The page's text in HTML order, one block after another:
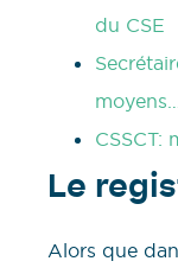
du CSE
moyens…
CSSCT:
Le
Alors que